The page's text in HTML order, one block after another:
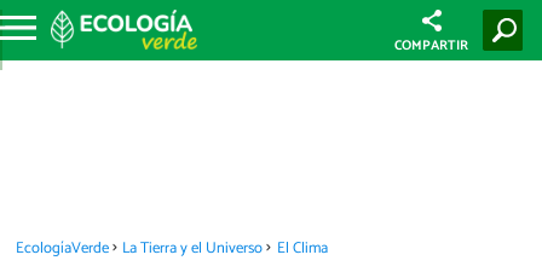
COMPARTIR
EcologíaVerde La Tierra y el Universo El Clima